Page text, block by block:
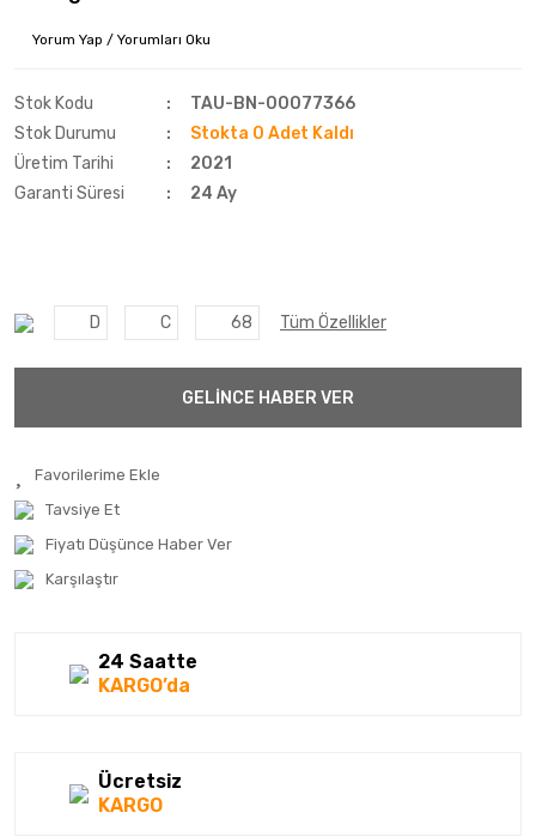
Yorum Yap / Yorumları Oku
Stok Kodu
TAU-BN-00077366
Stok Durumu
Stokta 0 Adet Kaldı
Üretim Tarihi
2021
Garanti Süresi
24 Ay
D C 68 Tüm Özellikler
GELİNCE HABER VER
Tavsiye Et
Fiyatı Düşünce Haber Ver
Karşılaştır
24 Saatte
KARGO’da
Ücretsiz
KARGO